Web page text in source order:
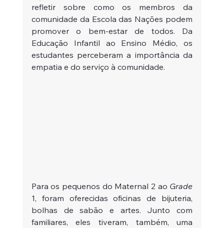
refletir sobre como os membros da
comunidade da Escola das Nações podem
promover o bem-estar de todos. Da
Educação Infantil ao Ensino Médio, os
estudantes perceberam a importância da
empatia e do serviço à comunidade.
Para os pequenos do Maternal 2 ao Grade
1, foram oferecidas oficinas de bijuteria,
bolhas de sabão e artes. Junto com
familiares, eles tiveram, também, uma